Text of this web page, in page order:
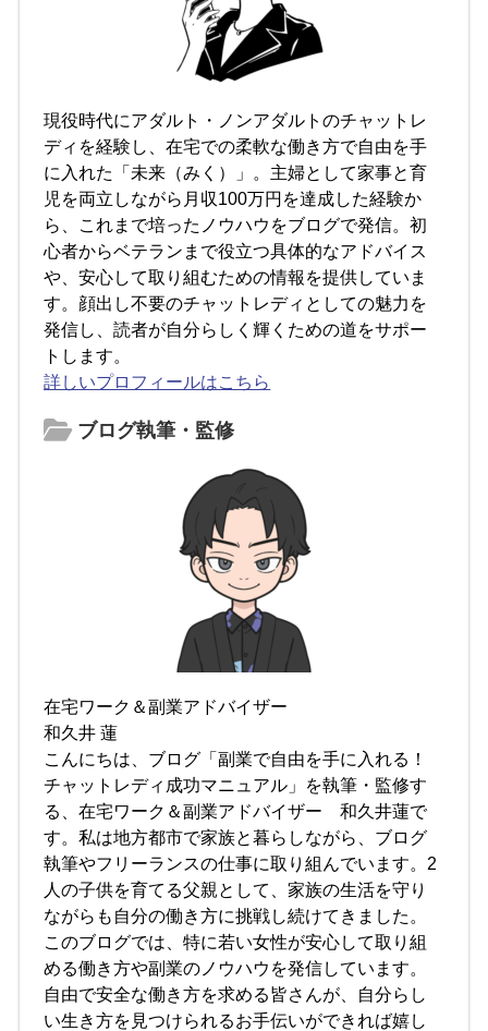
現役時代にアダルト・ノンアダルトのチャットレ
ディを経験し、在宅での柔軟な働き方で自由を手
に入れた「未来（みく）」。主婦として家事と育
児を両立しながら月収100万円を達成した経験か
ら、これまで培ったノウハウをブログで発信。初
心者からベテランまで役立つ具体的なアドバイス
や、安心して取り組むための情報を提供していま
す。顔出し不要のチャットレディとしての魅力を
発信し、読者が自分らしく輝くための道をサポー
トします。
詳しいプロフィールはこちら
ブログ執筆・監修
在宅ワーク＆副業アドバイザー
和久井 蓮
こんにちは、ブログ「副業で自由を手に入れる！
チャットレディ成功マニュアル」を執筆・監修す
る、在宅ワーク＆副業アドバイザー 和久井蓮で
す。私は地方都市で家族と暮らしながら、ブログ
執筆やフリーランスの仕事に取り組んでいます。2
人の子供を育てる父親として、家族の生活を守り
ながらも自分の働き方に挑戦し続けてきました。
このブログでは、特に若い女性が安心して取り組
める働き方や副業のノウハウを発信しています。
自由で安全な働き方を求める皆さんが、自分らし
い生き方を見つけられるお手伝いができれば嬉し